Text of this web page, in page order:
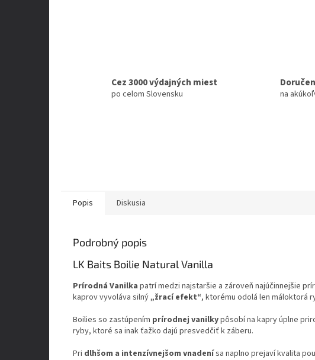
Cez 3000 výdajných miest
po celom Slovensku na
Popis Diskusia
Podrobný popis
LK Baits Boilie Natural Vanilla
Prírodná Vanilka patrí medzi najstaršie a zároveň najúčinnejšie
kaprov vyvoláva silný„žrací efekt“, ktorému odolá len máloktorá
Boilies so zastúpením prírodnej vanilkypôsobí na kapry úplne
ryby, ktoré sa inak ťažko dajú presvedčiť k záberu.
Pri dlhšom a intenzívnejšom vnadenísa naplno prejaví kvalita